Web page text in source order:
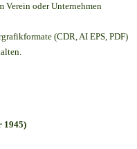
Verein oder Unternehmen
(CDR, AI EPS, PDF)
1945)